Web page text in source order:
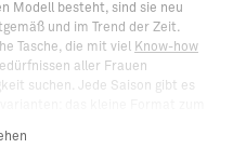
Modell besteht, sind sie neu
und im Trend der Zeit.
Tasche, die mit viel Know-how
aller Frauen
suchen. Jede Saison gibt es
über einen verstellbaren